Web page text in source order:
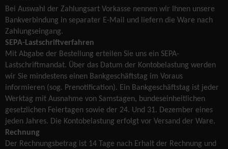
Bei Auswahl der Zahlungsart Vorkasse nennen wir Ihnen unsere
Bankverbindung in separater E-Mail und liefern die Ware nach
Zahlungseingang.
SEPA-Lastschriftverfahren
Mit Abgabe der Bestellung erteilen Sie uns ein SEPA-
Lastschriftmandat. Über das Datum der Kontobelastung werden
wir Sie mindestens einen Bankgeschäftstag im Voraus
informieren (sog. Prenotification). Ein Bankgeschäftstag ist jeder
Werktag mit Ausnahme von Samstagen, bundeseinheitlichen
gesetzlichen Feiertagen sowie der 24. Und 31. Dezember eines
jeden Jahres. Die Kontobelastung erfolgt vor Versand der Ware.
Rechnung
Der Rechnungsbetrag ist 14 Tage nach Erhalt der Rechnung und